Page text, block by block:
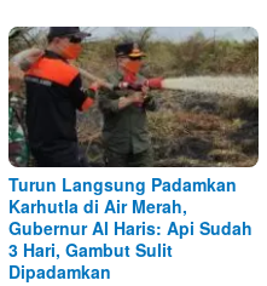
Turun Langsung Padamkan
Karhutla di Air Merah,
Gubernur Al Haris: Api Sudah
3 Hari, Gambut Sulit
Dipadamkan